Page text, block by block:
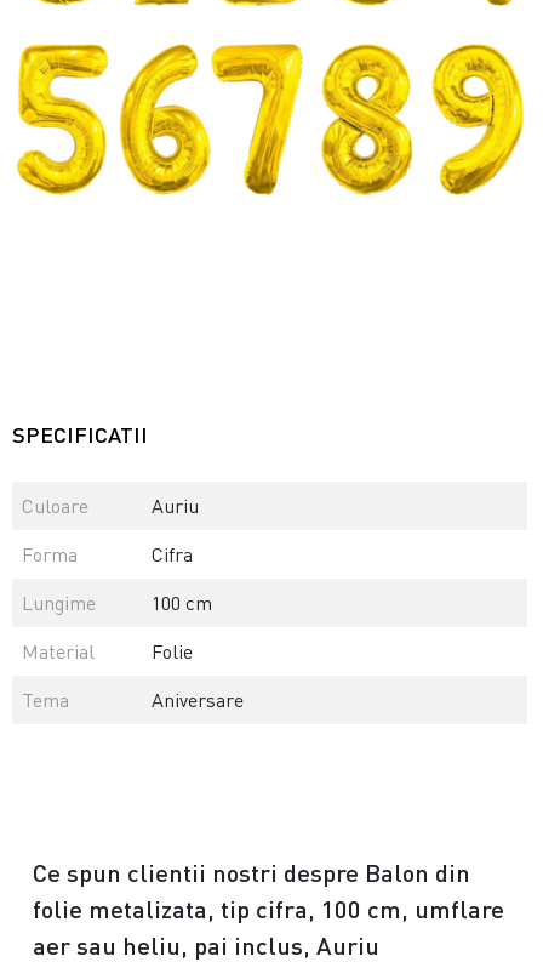
SPECIFICATII
Culoare
Auriu
Forma
Cifra
Lungime
100 cm
Material
Folie
Tema
Aniversare
Ce spun clientii nostri despre Balon din
folie metalizata, tip cifra, 100 cm, umflare
aer sau heliu, pai inclus, Auriu